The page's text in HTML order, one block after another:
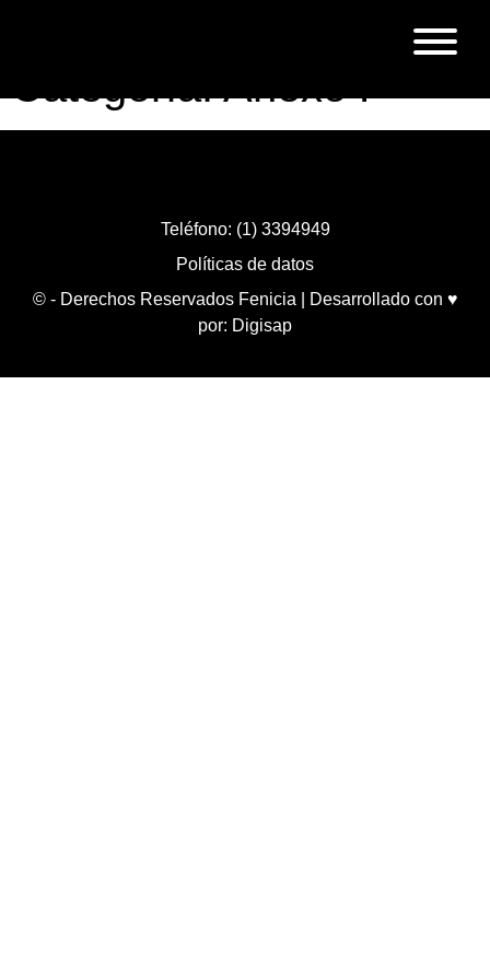
Categoría:Anexo F
Teléfono: (1) 3394949
Políticas de datos
© - Derechos Reservados Fenicia | Desarrollado con ♥
por: Digisap